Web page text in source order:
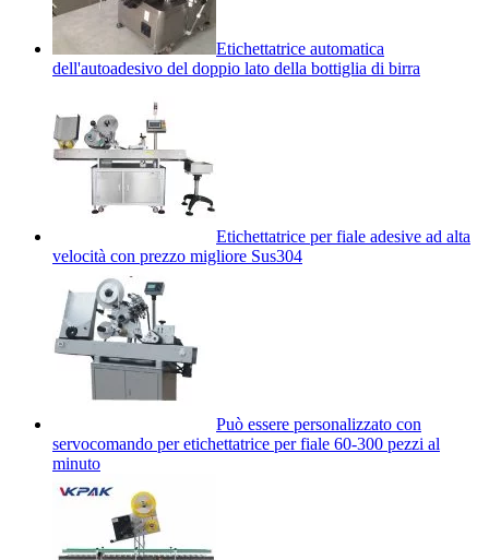
Etichettatrice automatica
dell'autoadesivo del doppio lato della bottiglia di birra
Etichettatrice per fiale adesive ad alta
velocità con prezzo migliore Sus304
Può essere personalizzato con
servocomando per etichettatrice per fiale 60-300 pezzi al
minuto